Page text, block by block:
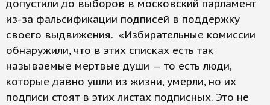
допустили до выборов в московский парламент
из-за фальсификации подписей в поддержку
своего выдвижения. «Избирательные комиссии
обнаружили, что в этих списках есть так
называемые мертвые души — то есть люди,
которые давно ушли из жизни, умерли, но их
подписи стоят в этих листах подписных. Это не